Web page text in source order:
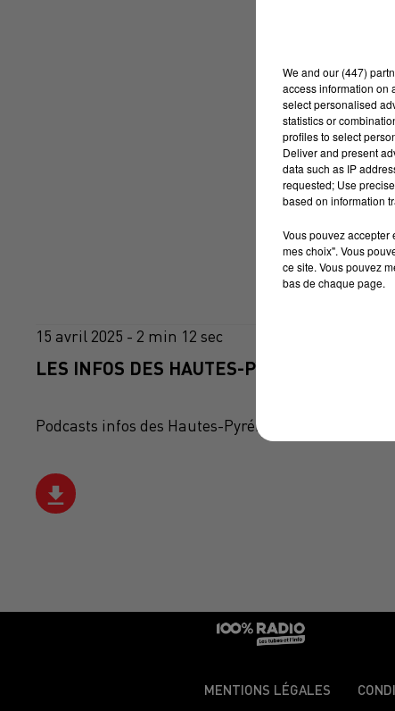
15 avril 2025 - 2 min 12 sec
LES INFOS DES HAUTES-PYRÉNÉES DU
Podcasts infos des Hautes-Pyrénées
MENTIONS LÉGALES
We and our (447)
access information on
select personalised
statistics or
profiles to select
Deliver and present
data such as IP
requested; Use
based on information
Vous pouvez accepter
mes choix". Vous
ce site. Vous pouvez
bas de chaque page.